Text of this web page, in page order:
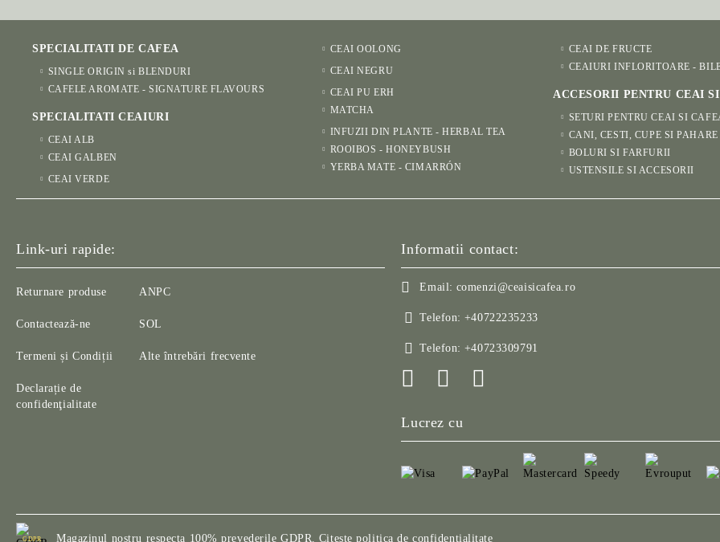
SPECIALITATI DE CAFEA
SINGLE ORIGIN si BLENDURI
CAFELE AROMATE - SIGNATURE FLAVOURS
SPECIALITATI CEAIURI
CEAI ALB
CEAI GALBEN
CEAI VERDE
CEAI OOLONG
CEAI NEGRU
CEAI PU ERH
MATCHA
INFUZII DIN PLANTE - HERBAL TEA
ROOIBOS - HONEYBUSH
YERBA MATE - CIMARRÓN
CEAI DE FRUCTE
CEAIURI INFLORITOARE -
ACCESORII PENTRU CEAI
SETURI PENTRU CEAI SI
CANI, CESTI, CUPE SI PAHARE
BOLURI SI FARFURII
USTENSILE SI ACCESORII
Link-uri rapide:
Returnare produse
Contactează-ne
Termeni și Condiții
Declarație de
confidenţialitate
ANPC
SOL
Alte întrebări frecvente
Informatii contact:
Email: comenzi@ceaisicafea.ro
Telefon: +40722235233
Telefon: +40723309791
Lucrez cu
GDPR Magazinul nostru respecta 100% prevederile GDPR. Citeste politica de confidentialitate